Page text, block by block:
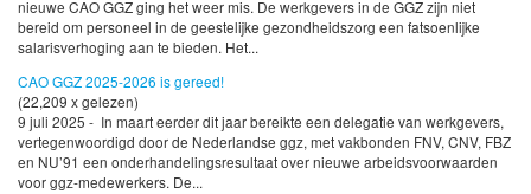
nieuwe CAO GGZ ging het weer mis. De werkgevers in de GGZ zijn niet
bereid om personeel in de geestelijke gezondheidszorg een fatsoenlijke
salarisverhoging aan te bieden. Het...
CAO GGZ 2025-2026 is gereed!
(22,209 x gelezen)
9 juli 2025 - In maart eerder dit jaar bereikte een delegatie van werkgevers,
vertegenwoordigd door de Nederlandse ggz, met vakbonden FNV, CNV, FBZ
en NU’91 een onderhandelingsresultaat over nieuwe arbeidsvoorwaarden
voor ggz-medewerkers. De...